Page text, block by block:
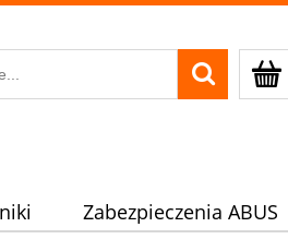
Zabezpieczenia ABUS